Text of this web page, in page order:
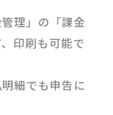
理」の「課金
印刷も可能で
細でも申告に